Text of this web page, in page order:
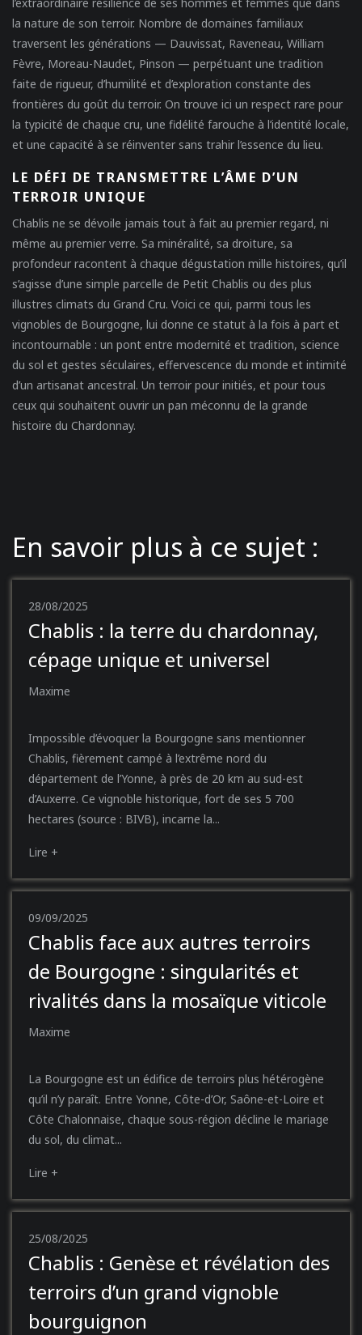
la nature de son terroir. Nombre de domaines familiaux
traversent les générations — Dauvissat, Raveneau, William
Fèvre, Moreau-Naudet, Pinson — perpétuant une tradition
faite de rigueur, d’humilité et d’exploration constante des
frontières du goût du terroir. On trouve ici un respect rare pour
la typicité de chaque cru, une fidélité farouche à l’identité locale,
et une capacité à se réinventer sans trahir l’essence du lieu.
LE DÉFI DE TRANSMETTRE L’ÂME D’UN
TERROIR UNIQUE
Chablis ne se dévoile jamais tout à fait au premier regard, ni
même au premier verre. Sa minéralité, sa droiture, sa
profondeur racontent à chaque dégustation mille histoires, qu’il
s’agisse d’une simple parcelle de Petit Chablis ou des plus
illustres climats du Grand Cru. Voici ce qui, parmi tous les
vignobles de Bourgogne, lui donne ce statut à la fois à part et
incontournable : un pont entre modernité et tradition, science
du sol et gestes séculaires, effervescence du monde et intimité
d’un artisanat ancestral. Un terroir pour initiés, et pour tous
ceux qui souhaitent ouvrir un pan méconnu de la grande
histoire du Chardonnay.
En savoir plus à ce sujet :
28/08/2025
Chablis : la terre du chardonnay,
cépage unique et universel
Maxime
Impossible d’évoquer la Bourgogne sans mentionner
Chablis, fièrement campé à l’extrême nord du
département de l’Yonne, à près de 20 km au sud-est
d’Auxerre. Ce vignoble historique, fort de ses 5 700
hectares (source : BIVB), incarne la...
Lire +
09/09/2025
Chablis face aux autres terroirs
de Bourgogne : singularités et
rivalités dans la mosaïque viticole
Maxime
La Bourgogne est un édifice de terroirs plus hétérogène
qu’il n’y paraît. Entre Yonne, Côte-d’Or, Saône-et-Loire et
Côte Chalonnaise, chaque sous-région décline le mariage
du sol, du climat...
Lire +
25/08/2025
Chablis : Genèse et révélation des
terroirs d’un grand vignoble
bourguignon